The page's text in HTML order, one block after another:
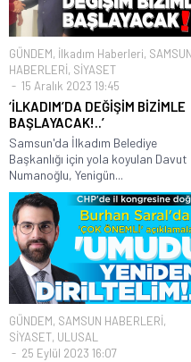
GÜNDEM, İlkadım Haberleri, SAMSUN
HABERLERİ, SİYASET
15 Aralık 2023 19:45
‘İLKADIM’DA DEĞİŞİM BİZİMLE
BAŞLAYACAK!..’
Samsun'da İlkadım Belediye
Başkanlığı için yola koyulan Davut
Numanoğlu, Yenigün...
GÜNDEM, SAMSUN HABERLERİ,
SİYASET, ULUSAL
25 Eylül 2023 16:07